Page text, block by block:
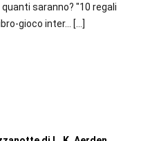
saranno? "10 regali
gioco inter...
[…]